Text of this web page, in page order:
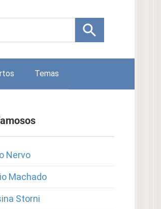
Temas
Nervo
Machado
Storni